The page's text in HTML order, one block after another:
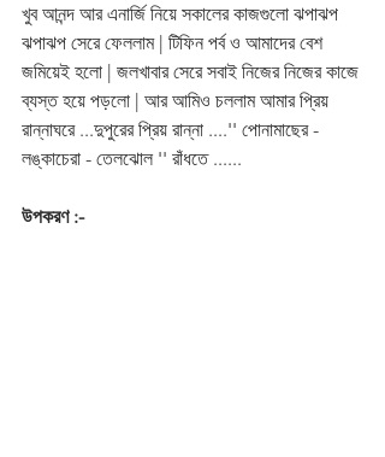
খুব আনন্দ আর এনার্জি নিয়ে সকালের কাজগুলো ঝপাঝপ
ঝপাঝপ সেরে ফেললাম | টিফিন পর্ব ও আমাদের বেশ
জমিয়েই হলো | জলখাবার সেরে সবাই নিজের নিজের কাজে
ব্যস্ত হয়ে পড়লো | আর আমিও চললাম আমার প্রিয়
রান্নাঘরে ...দুপুরের প্রিয় রান্না ....'' পোনামাছের -
লঙ্কাচেরা - তেলঝোল '' রাঁধতে ......
উপকরণ :-